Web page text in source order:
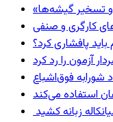
تسخیر گیشه‌ها
کارگری و صنفی
پافشاری کرد؟
آزمون را رد کرد
استفاده می‌کند
زبانه کشید